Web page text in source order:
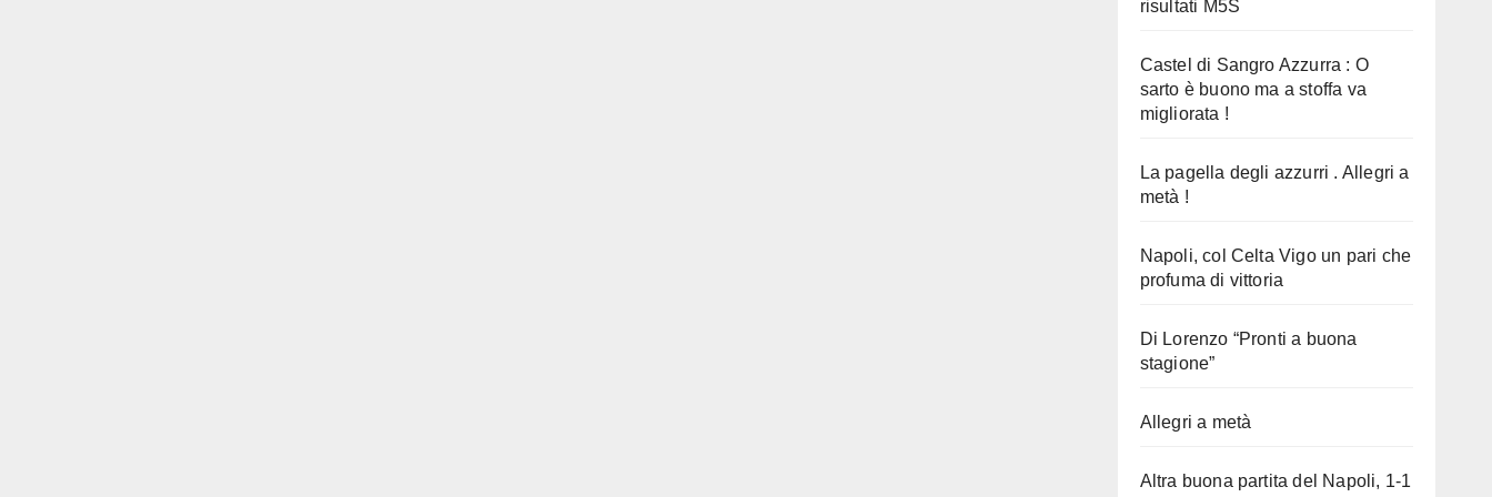
risultati M5S
Castel di Sangro Azzurra : O
sarto è buono ma a stoffa va
migliorata !
La pagella degli azzurri . Allegri a
metà !
Napoli, col Celta Vigo un pari che
profuma di vittoria
Di Lorenzo “Pronti a buona
stagione”
Allegri a metà
Altra buona partita del Napoli, 1-1